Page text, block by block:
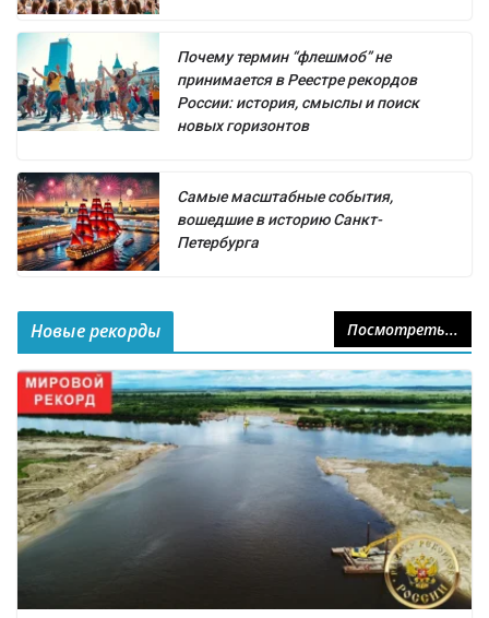
Почему термин “флешмоб” не
принимается в Реестре рекордов
России: история, смыслы и поиск
новых горизонтов
Самые масштабные события,
вошедшие в историю Санкт-
Петербурга
Новые рекорды Посмотреть...